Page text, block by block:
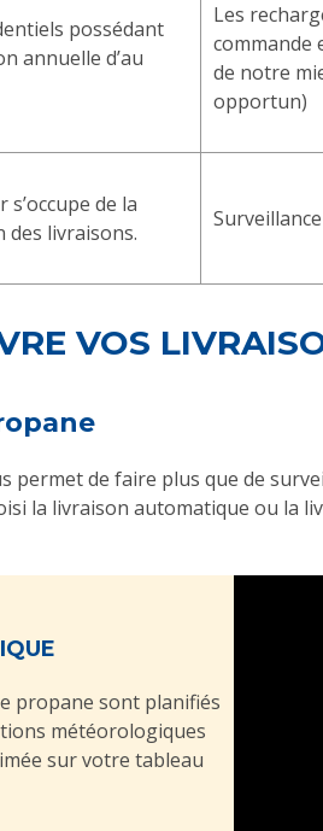
possédant
annuelle d’au
Les
commande
de notre
opportun)
de la
des livraisons.
VOS
permet de faire plus que de
la livraison automatique ou la
propane sont planifiés
météorologiques
sur votre tableau